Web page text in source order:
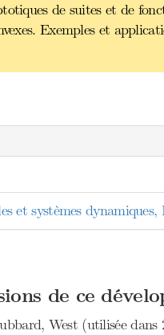
de suites et de
Exemples et
et systèmes
de ce
West (utilisée dans